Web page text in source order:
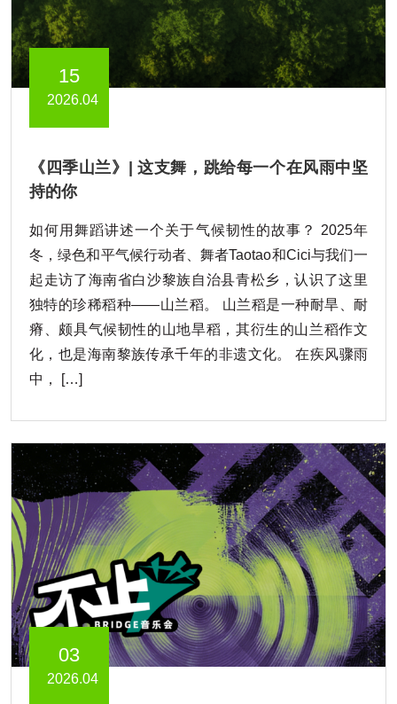
15
2026.04
《四季山兰》| 这支舞，跳给每一个在风雨中坚
持的你
如何用舞蹈讲述一个关于气候韧性的故事？ 2025年
冬，绿色和平气候行动者、舞者Taotao和Cici与我们一
起走访了海南省白沙黎族自治县青松乡，认识了这里
独特的珍稀稻种——山兰稻。 山兰稻是一种耐旱、耐
瘠、颇具气候韧性的山地旱稻，其衍生的山兰稻作文
化，也是海南黎族传承千年的非遗文化。 在疾风骤雨
中， […]
03
2026.04